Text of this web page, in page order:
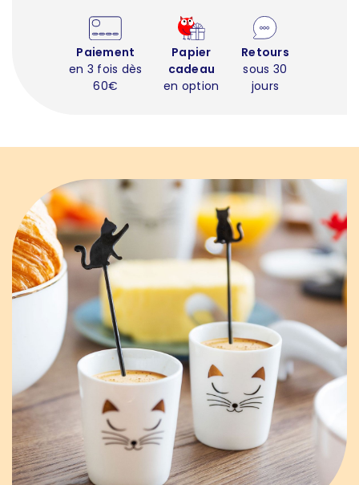
Paiement
en 3 fois dès
60€
Papier
cadeau
en option
Retours
sous 30
jours